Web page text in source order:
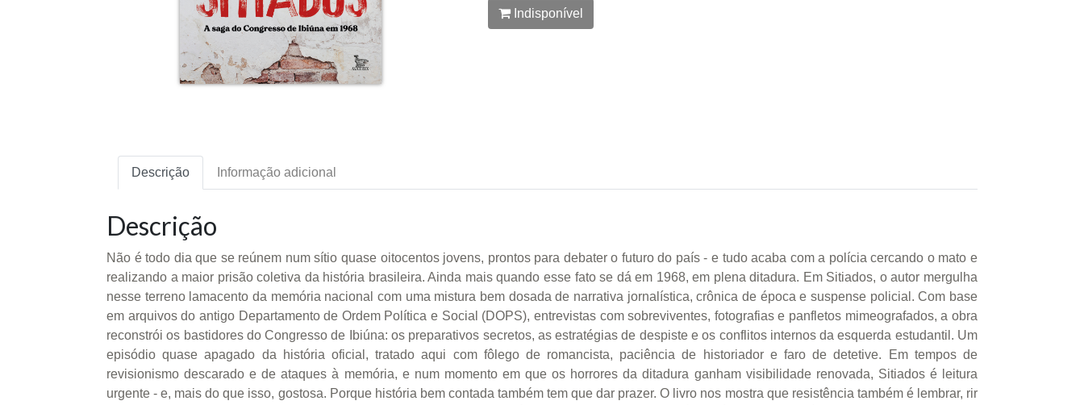
Indisponível
Descrição Informação adicional
Descrição
Não é todo dia que se reúnem num sítio quase oitocentos jovens, prontos para debater o futuro do país - e tudo acaba com a polícia cercando o mato e
realizando a maior prisão coletiva da história brasileira. Ainda mais quando esse fato se dá em 1968, em plena ditadura. Em Sitiados, o autor mergulha
nesse terreno lamacento da memória nacional com uma mistura bem dosada de narrativa jornalística, crônica de época e suspense policial. Com base
em arquivos do antigo Departamento de Ordem Política e Social (DOPS), entrevistas com sobreviventes, fotografias e panfletos mimeografados, a obra
reconstrói os bastidores do Congresso de Ibiúna: os preparativos secretos, as estratégias de despiste e os conflitos internos da esquerda estudantil. Um
episódio quase apagado da história oficial, tratado aqui com fôlego de romancista, paciência de historiador e faro de detetive. Em tempos de
revisionismo descarado e de ataques à memória, e num momento em que os horrores da ditadura ganham visibilidade renovada, Sitiados é leitura
urgente - e, mais do que isso, gostosa. Porque história bem contada também tem que dar prazer. O livro nos mostra que resistência também é lembrar, rir